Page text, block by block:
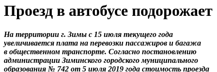
Проезд в автобусе подорожает
На территории г. Зимы с 15 июля текущего года
увеличивается плата на перевозки пассажиров и багажа
в общественном транспорте. Согласно постановлению
администрации Зиминского городского муниципального
образования № 742 от 5 июля 2019 года стоимость проезда